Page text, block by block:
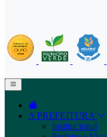
A PREFEITURA
Institucional